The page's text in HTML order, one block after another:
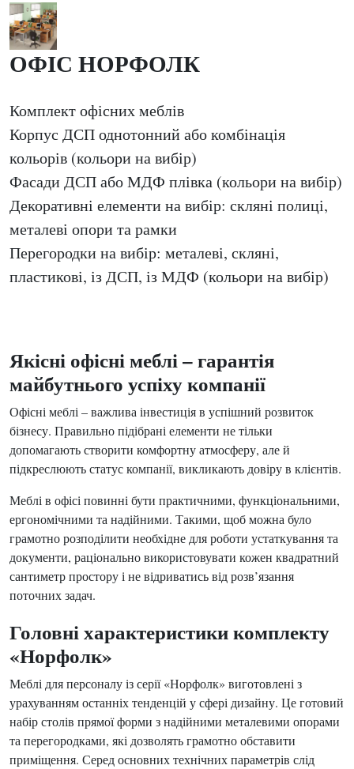
ОФІС НОРФОЛК
Комплект офісних меблів
Корпус ДСП однотонний або комбінація
кольорів (кольори на вибір)
Фасади ДСП або МДФ плівка (кольори на вибір)
Декоративні елементи на вибір: скляні полиці,
металеві опори та рамки
Перегородки на вибір: металеві, скляні,
пластикові, із ДСП, із МДФ (кольори на вибір)
Якісні офісні меблі – гарантія
майбутнього успіху компанії
Офісні меблі – важлива інвестиція в успішний розвиток
бізнесу. Правильно підібрані елементи не тільки
допомагають створити комфортну атмосферу, але й
підкреслюють статус компанії, викликають довіру в клієнтів.
Меблі в офісі повинні бути практичними, функціональними,
ергономічними та надійними. Такими, щоб можна було
грамотно розподілити необхідне для роботи устаткування та
документи, раціонально використовувати кожен квадратний
сантиметр простору і не відриватись від розв’язання
поточних задач.
Головні характеристики комплекту
«Норфолк»
Меблі для персоналу із серії «Норфолк» виготовлені з
урахуванням останніх тенденцій у сфері дизайну. Це готовий
набір столів прямої форми з надійними металевими опорами
та перегородками, які дозволять грамотно обставити
приміщення. Серед основних технічних параметрів слід